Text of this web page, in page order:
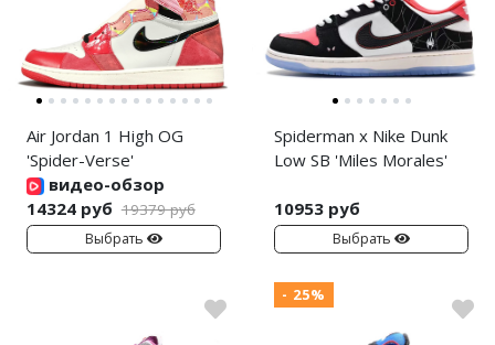
Air Jordan 1 High OG
'Spider-Verse'
видео-обзор
14324 руб 19379 руб
Выбрать
Spiderman x Nike Dunk
Low SB 'Miles Morales'
10953 руб
Выбрать
- 25%